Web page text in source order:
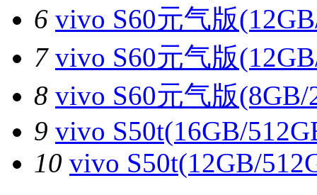
6 vivo S60元气版
7 vivo S60元气版
8 vivo S60元气版(8GB/
9 vivo S50t(16GB/
10 vivo S50t(12GB/